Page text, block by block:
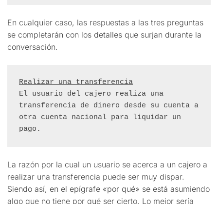
En cualquier caso, las respuestas a las tres preguntas
se completarán con los detalles que surjan durante la
conversación.
Realizar una transferencia
El usuario del cajero realiza una
transferencia de dinero desde su cuenta a
otra cuenta nacional para liquidar un
pago.
La razón por la cual un usuario se acerca a un cajero a
realizar una transferencia puede ser muy dispar.
Siendo así, en el epígrafe «por qué» se está asumiendo
algo que no tiene por qué ser cierto. Lo mejor sería